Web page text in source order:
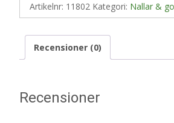
Artikelnr: 11802 Kategori: Nallar &
Recensioner (0)
Recensioner